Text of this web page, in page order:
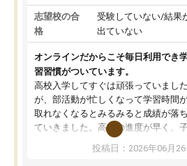
志望校の合
格
受験していない/結果
出ていない
オンラインだからこそ毎日利用でき
習習慣がついています。
高校入学してすぐは頑張っていました
が、部活動が忙しくなって学習時間
取れなくなるとみるみると成績が落ち
ていきました。高校の進度が早く、子
供も家に帰って勉強の話すると嫌な反
応を示します。東大先生にお願いし
投稿日：2026年06月26